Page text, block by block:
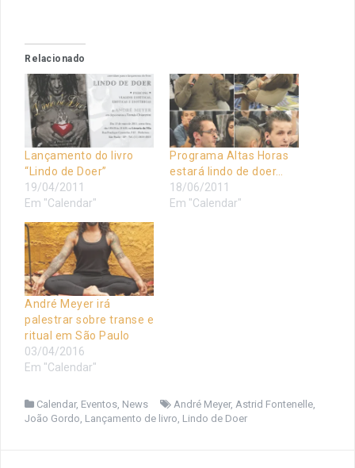
Relacionado
Lançamento do livro
“Lindo de Doer”
19/04/2011
Em "Calendar"
Programa Altas Horas
estará lindo de doer…
18/06/2011
Em "Calendar"
André Meyer irá
palestrar sobre transe e
ritual em São Paulo
03/04/2016
Em "Calendar"
Calendar, Eventos, News André Meyer, Astrid Fontenelle,
João Gordo, Lançamento de livro, Lindo de Doer